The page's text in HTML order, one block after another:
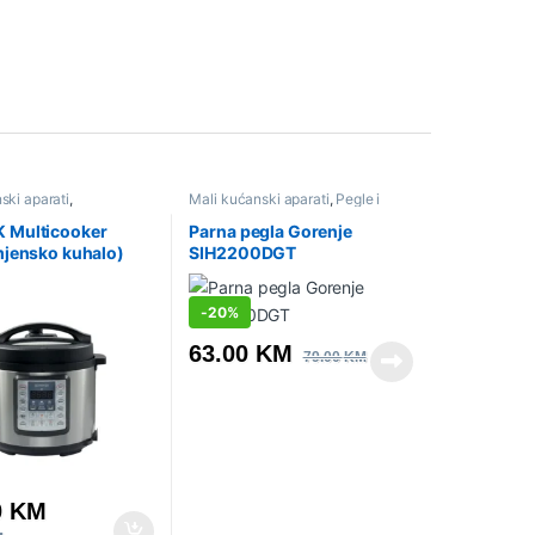
aparati,
Sniženo
Multicooker
kuhalo)
KM
Mali kućanski aparati, Pegle i
Sniženo
Parna pegla Gorenje
SIH2200DGT
-20%
63.00 KM 79.00KM